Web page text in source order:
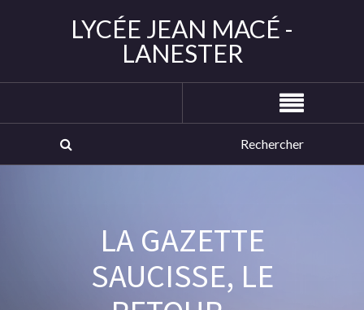
LYCÉE JEAN MACÉ -
LANESTER
LA GAZETTE
SAUCISSE, LE